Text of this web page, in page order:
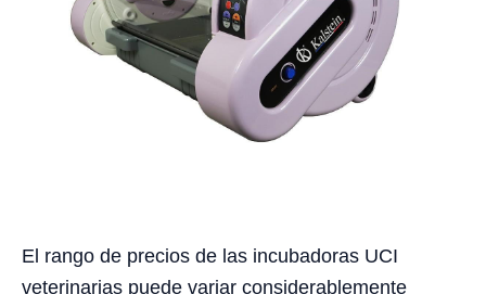
El rango de precios de las incubadoras UCI
veterinarias puede variar considerablemente